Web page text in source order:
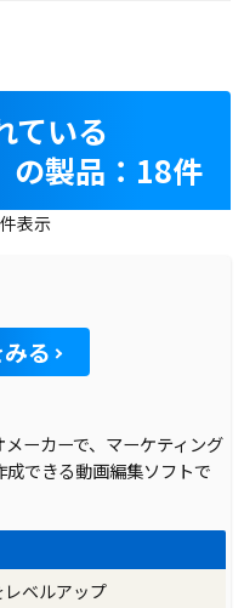
ている
の製品：18件
表示
る
ーカーで、マーケティング
できる動画編集ソフトで
ベルアップ